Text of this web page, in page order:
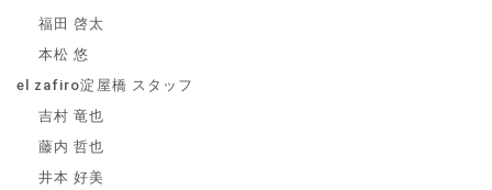
福田 啓太
本松 悠
el zafiro淀屋橋 スタッフ
吉村 竜也
藤内 哲也
井本 好美